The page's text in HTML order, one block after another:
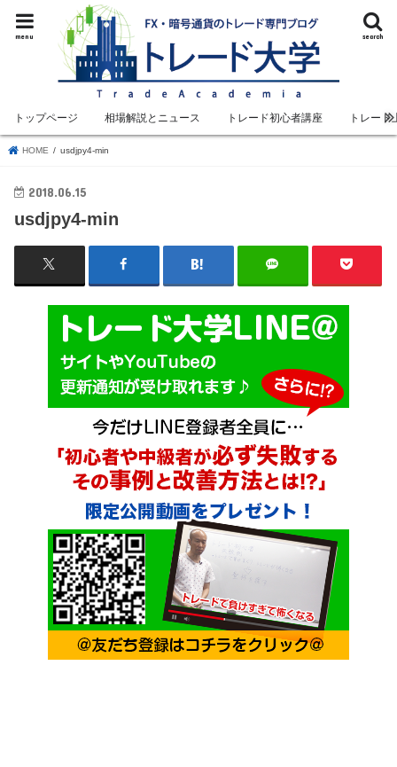
search
menu
トップページ 相場解説とニュース トレード初心者講座 トレード
HOME usdjpy4-min
2018.06.15
usdjpy4-min